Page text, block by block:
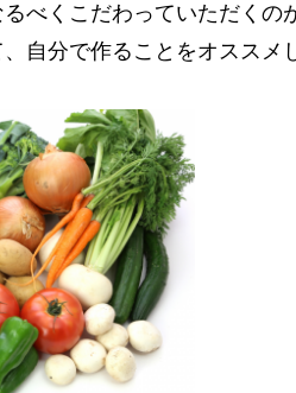
べくこだわっていただくの
自分で作ることをオススメ